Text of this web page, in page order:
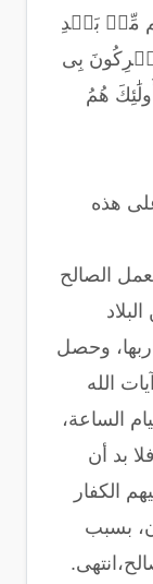
مِّنۢ بَعۡدِ
بِی
هُمُ
هذه
الصالح
وحصل
الله
الساعة،
بد أن
الكفار
بسبب